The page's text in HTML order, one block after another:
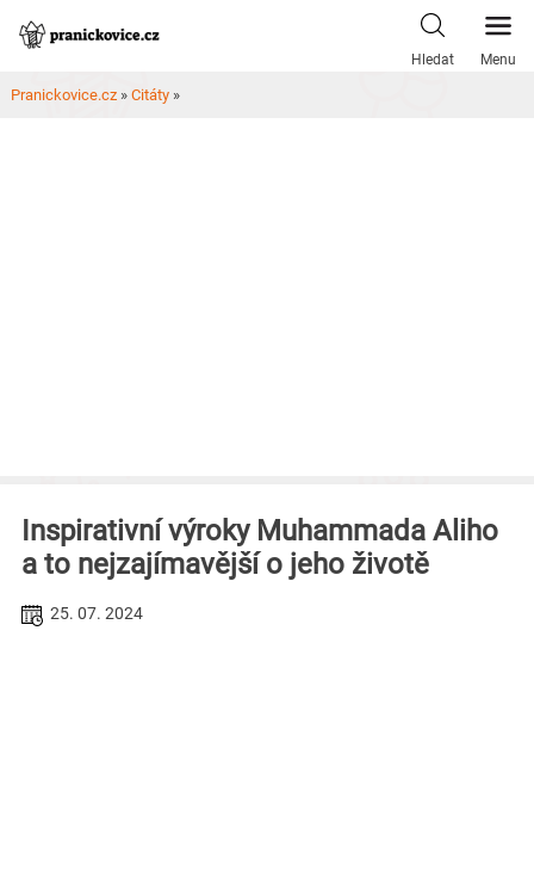
Skip
Hledat Menu
Pranickovice.cz » Citáty »
Inspirativní výroky Muhammada Aliho
a to nejzajímavější o jeho životě
25. 07. 2024